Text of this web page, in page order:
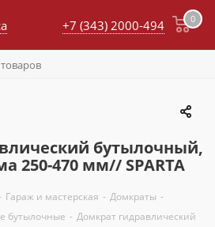
0
+7 (343) 2000-494
бутылочный,
250-470 мм// SPARTA
Гараж и мастерская - Домкраты -
бутылочные - Домкрат гидравлический